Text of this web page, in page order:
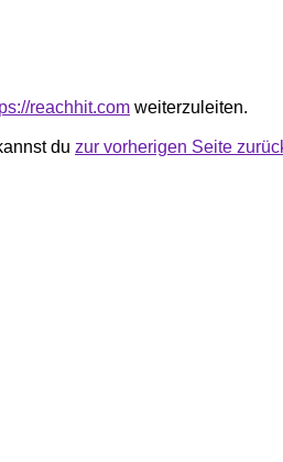
reachhit.com weiterzuleiten.
du zur vorherigen Seite